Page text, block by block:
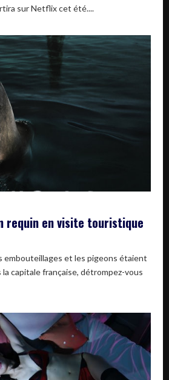
sur Netflix cet été....
requin en visite touristique
embouteillages et les pigeons étaient
la capitale française, détrompez-vous